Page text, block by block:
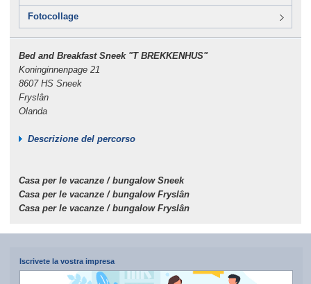
Fotocollage
Bed and Breakfast Sneek "T BREKKENHUS"
Koninginnenpage 21
8607 HS Sneek
Fryslân
Olanda
Descrizione del percorso
Casa per le vacanze / bungalow Sneek
Casa per le vacanze / bungalow Fryslân
Casa per le vacanze / bungalow Fryslân
Iscrivete la vostra impresa